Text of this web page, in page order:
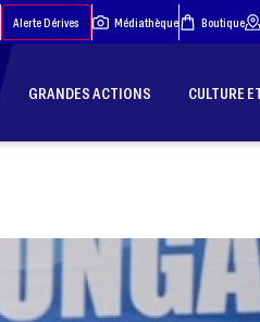
Alerte Dérives Médiathèque Boutique
GRANDES ACTIONS CULTURE